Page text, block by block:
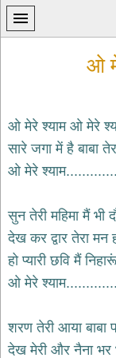
प्रथम
पन्ना
कृष्ण
भजन
krishna
bhajans
शिव
bhajans
हनुमान
ओ
ओ मेरे श्याम ओ मेरे
सारे जगा में है बाबा
ओ मेरे
सुन तेरी महिमा मैं भी
देख कर द्वार तेरा मन
हो प्यारी छवि मैं
ओ मेरे
शरण तेरी आया
देख मेरी और नैना